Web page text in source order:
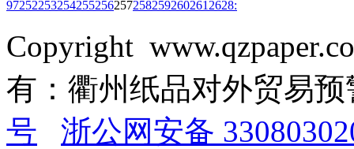
97252253254255256257258259260261 2628:
Copyright
有：衢州纸品对外贸易
号
浙公网安备